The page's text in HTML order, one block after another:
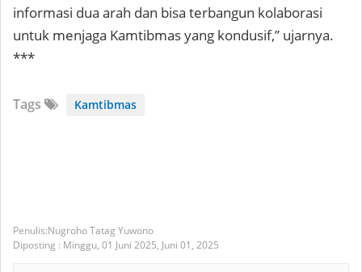
informasi dua arah dan bisa terbangun kolaborasi
untuk menjaga Kamtibmas yang kondusif,” ujarnya.
***
Tags Kamtibmas
Nugroho Tatag Yuwono
Diposting : Minggu, 01 Juni 2025, Juni 01, 2025